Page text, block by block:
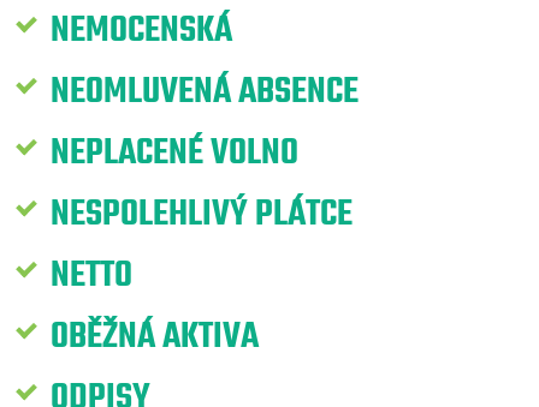
NEMOCENSKÁ
NEOMLUVENÁ ABSENCE
NEPLACENÉ VOLNO
NESPOLEHLIVÝ PLÁTCE
NETTO
OBĚŽNÁ AKTIVA